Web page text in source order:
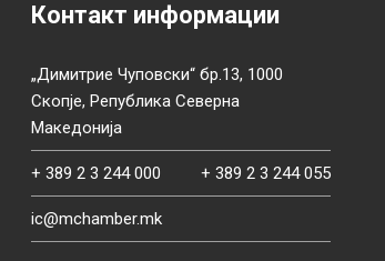
Контакт информации
„Димитрие Чуповски“ бр.13, 1000
Скопје, Република Северна
Македонија
+ 389 2 3 244 000 + 389 2 3 244 055
ic@mchamber.mk